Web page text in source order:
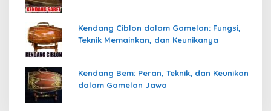
Kendang Ciblon dalam Gamelan: Fungsi,
Teknik Memainkan, dan Keunikanya
Kendang Bem: Peran, Teknik, dan Keunikan
dalam Gamelan Jawa